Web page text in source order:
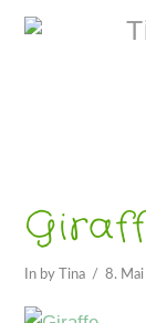
In by Tina 8.